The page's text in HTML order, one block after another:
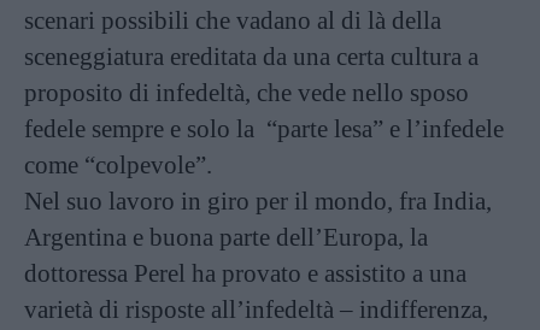
scenari possibili che vadano al di là della
sceneggiatura ereditata da una certa cultura a
proposito di infedeltà, che vede nello sposo
fedele sempre e solo la “parte lesa” e l’infedele
come “colpevole”.
Nel suo lavoro in giro per il mondo, fra India,
Argentina e buona parte dell’Europa, la
dottoressa Perel ha provato e assistito a una
varietà di risposte all’infedeltà – indifferenza,